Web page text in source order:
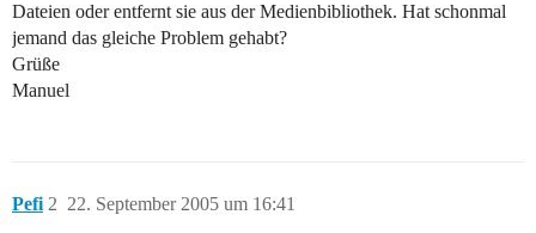
Dateien oder entfernt sie aus der Medienbibliothek. Hat schonmal
jemand das gleiche Problem gehabt?
Grüße
Manuel
Pefi 22. September 2005 um 16:41
2